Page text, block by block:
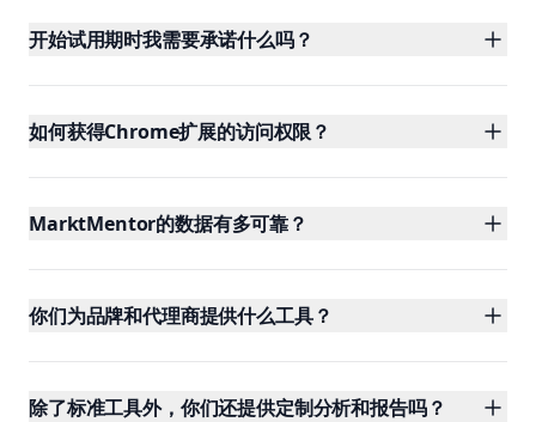
开始试用期时我需要承诺什么吗？
如何获得Chrome扩展的访问权限？
MarktMentor的数据有多可靠？
你们为品牌和代理商提供什么工具？
除了标准工具外，你们还提供定制分析和报告吗？